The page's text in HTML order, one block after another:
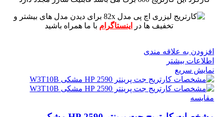
برای دیدن مدل های بیشتر و
تخفیف ها در
اینستاگرام با ما همراه باشید
افزودن به علاقه مندی
اطلاعات بیشتر
نمایش سریع
مقايسه